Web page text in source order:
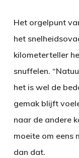
Het orgelpunt
het
kilometerteller
snuffelen.
het is wel de
gemak blijft
naar de andere
moeite om eens
dan dat.